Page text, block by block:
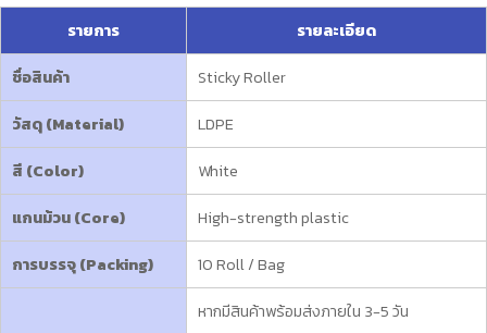
รายการ
รายละเอียด
ชื่อสินค้า
Sticky Roller
วัสดุ (Material)
LDPE
สี (Color)
White
แกนม้วน (Core)
High-strength plastic
การบรรจุ (Packing)
10 Roll / Bag
หากมีสินค้าพร้อมส่งภายใน 3-5 วัน